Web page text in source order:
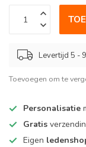
Levertijd 5 -
Toevoegen om te
Personalisatie
Gratis
Eigen